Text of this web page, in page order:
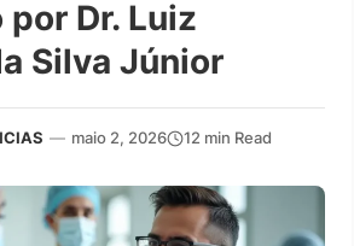
Dr. Luiz
Silva Júnior
— maio 2, 2026 12 min Read